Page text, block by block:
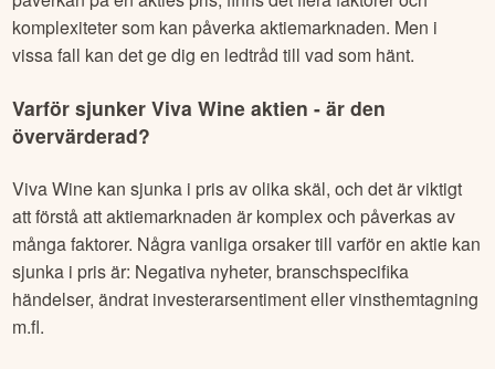
komplexiteter som kan påverka aktiemarknaden. Men i
vissa fall kan det ge dig en ledtråd till vad som hänt.
Varför sjunkerViva Wine aktien - är den
övervärderad?
Viva Wine kan sjunka i pris av olika skäl, och det är viktigt
att förstå att aktiemarknaden är komplex och påverkas av
många faktorer. Några vanliga orsaker till varför en aktie kan
sjunka i pris är: Negativa nyheter, branschspecifika
händelser, ändrat investerarsentiment eller vinsthemtagning
m.fl.